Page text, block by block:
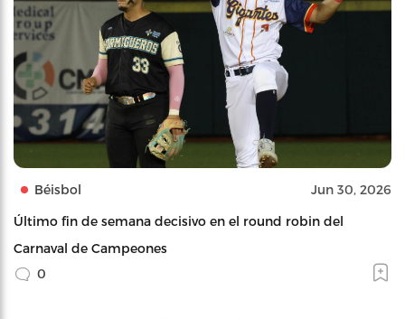
Béisbol Jun 30, 2026
Último fin de semana decisivo en el round robin del
Carnaval de Campeones
0